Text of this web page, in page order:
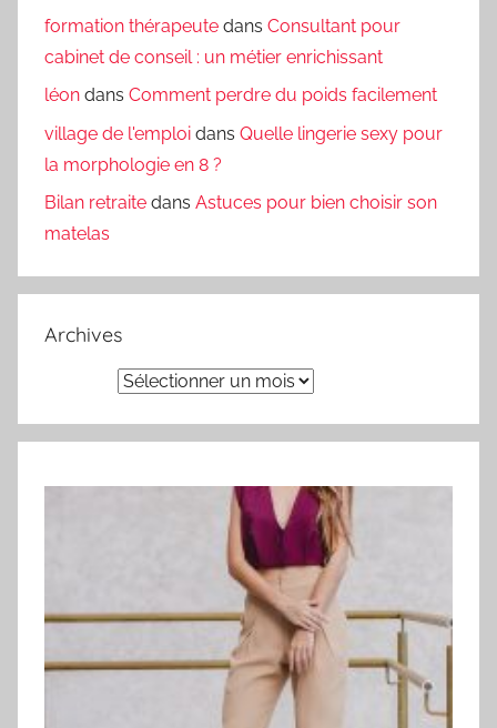
formation thérapeute dans Consultant pour
cabinet de conseil : un métier enrichissant
léon dans Comment perdre du poids facilement
village de l'emploi dans Quelle lingerie sexy pour
la morphologie en 8 ?
Bilan retraite dans Astuces pour bien choisir son
matelas
Archives